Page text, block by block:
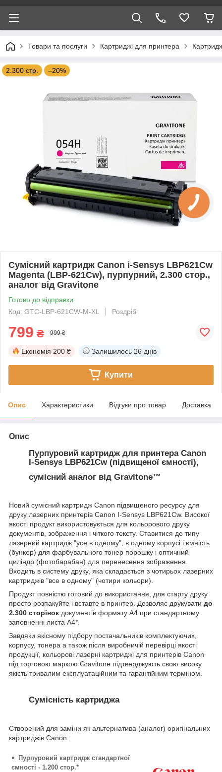
Товари та послуги Картриджі для принтера
2.300 стр. –20%
Сумісний картридж Canon i-Sensys LBP621Cw
Magenta (LBP-621Cw), пурпурний, 2.300 стор.,
аналог від Gravitone
Готово до відправки
Код: GTC-LBP-621CW-M-XL
Роздріб
799 ₴ 999 ₴
Економія 200 ₴ Залишилось 26 днів
Купити
Опис Характеристики Відгуки про товар Доставка
Опис
Пурпуровий картридж для принтера Canon
I-Sensys LBP621Cw (підвищеної ємності),
сумісний аналог від Gravitone™
Новий сумісний картридж Canon підвищеного ресурсу для
друку лазерних принтерів Canon I-Sensys LBP621Cw. Високої
якості продукт використовується для кольорового друку
документів, зображення і чіткого тексту. Ставитися до типу
лазерний картридж "усе в одному", в одному корпусі і ємність
(бункер) для фарбувального тонер порошку і оптичний
циліндр (фотобарабан) для перенесення зображення.
Входить в систему друку, яка складається з чотирьох лазерних
картриджів "все в одному" (чотири кольори).
Продукт повністю готовий до використання, для старту друку
просто розпакуйте і вставте в принтер. Дозволяє друкувати до
2.300 сторінок документів формату А4 при стандартному
заповненні листа А4*.
Завдяки якісному підбору постачальників комплектуючих,
корпусу, тонера а також після виробничій перевірці якості
продукції, кольорові лазерні картриджі для принтерів Canon
під торговою маркою Gravitone підтверджують свою високу
якість тривалим експлуатаційним та гарантійним терміном.
Сумісність картриджа
Створений для заміни як альтернатива (аналог) оригінальних
картриджів Canon:
Пурпуровий картридж стандартної
ємності - 1.200 стор.*